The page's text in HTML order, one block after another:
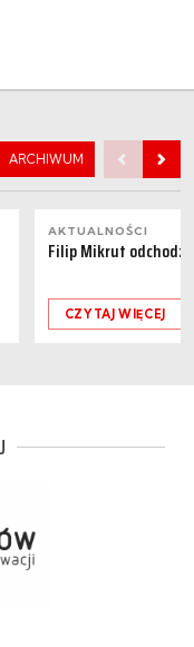
ARCHIWUM
AKTUALNOŚCI
Filip Mikrut
CZYTAJ WIĘCEJ